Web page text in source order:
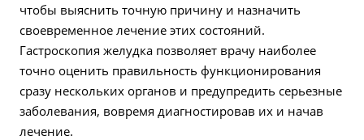
чтобы выяснить точную причину и назначить
своевременное лечение этих состояний.
Гастроскопия желудка позволяет врачу наиболее
точно оценить правильность функционирования
сразу нескольких органов и предупредить серьезные
заболевания, вовремя диагностировав их и начав
лечение.